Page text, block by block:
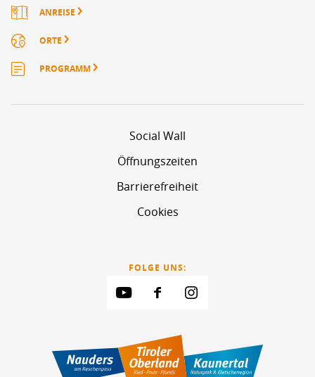
ANREISE
ORTE
PROGRAMM
Social Wall
Öffnungszeiten
Barrierefreiheit
Cookies
FOLGE UNS: